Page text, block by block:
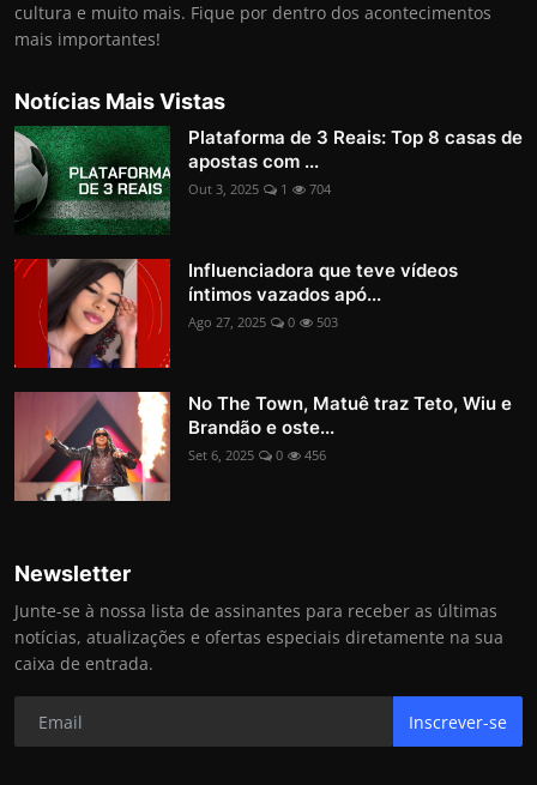
cultura e muito mais. Fique por dentro dos acontecimentos
mais importantes!
Notícias Mais Vistas
Plataforma de 3 Reais: Top 8 casas de
apostas com ...
Out 3, 2025 1 704
Influenciadora que teve vídeos
íntimos vazados apó...
Ago 27, 2025 0 503
No The Town, Matuê traz Teto, Wiu e
Brandão e oste...
Set 6, 2025 0 456
Newsletter
Junte-se à nossa lista de assinantes para receber as últimas
notícias, atualizações e ofertas especiais diretamente na sua
caixa de entrada.
Inscrever-se